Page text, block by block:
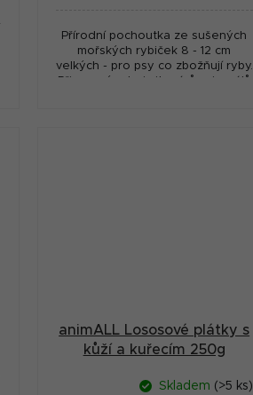
Přírodní pochoutka ze sušených
mořských rybiček 8 - 12 cm
velkých - pro psy co zbožňují ryby.
Přirozený zdroj vitamínů, minerálů
animALL Lososové plátky s
kůží a kuřecím 250g
Skladem (>5 ks)